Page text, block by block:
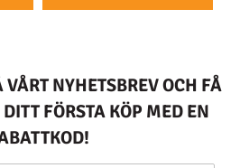
NYHETSBREV OCH FÅ
FÖRSTA KÖP MED EN